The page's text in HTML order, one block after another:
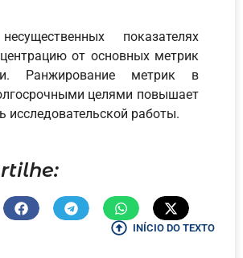
показателях
от основных метрик
Ранжирование метрик в
целями повышает
исследовательской работы.
INÍCIO DO TEXTO